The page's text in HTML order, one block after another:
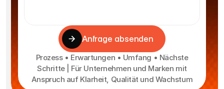
Anfrage absenden
Prozess • Erwartungen • Umfang • Nächste
Schritte | Für Unternehmen und Marken mit
Anspruch auf Klarheit, Qualität und Wachstum